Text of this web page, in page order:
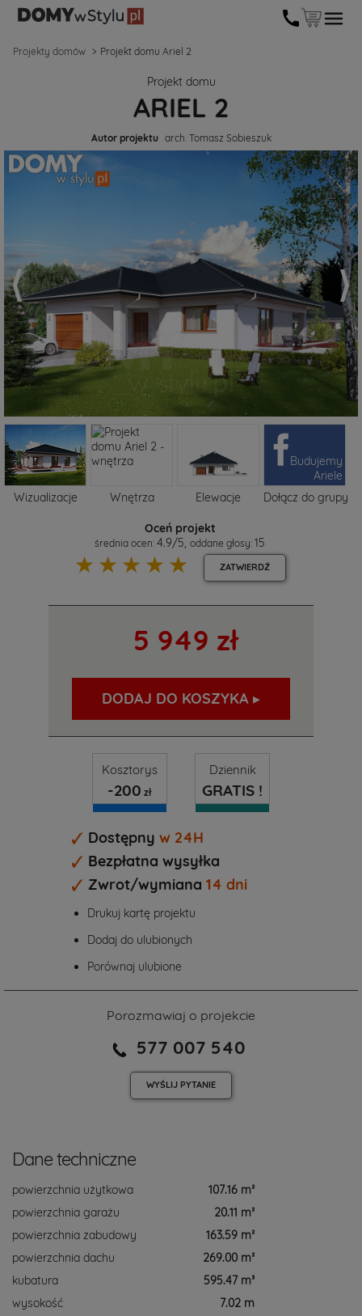
Projekty domów Projekt domu Ariel 2
Projekt domu
ARIEL 2
Autor projektu arch. Tomasz Sobieszuk
Wizualizacje Wnętrza Elewacje
Budujemy
Ariele
Dołącz do grupy
Oceń projekt
średnia ocen: 4.9/5 oddane głosy: 15
☆
☆
☆
☆
☆ ZATWIERDŹ
5 949 zł
DODAJ DO KOSZYKA ▸
Kosztorys
-200 zł
Dziennik
GRATIS !
Dostępny w 24H
Bezpłatna wysyłka
Zwrot/wymiana 14 dni
Drukuj kartę projektu
Dodaj do ulubionych
Porównaj ulubione
Porozmawiaj o projekcie
577 007 540
WYŚLIJ PYTANIE
Dane techniczne
powierzchnia użytkowa
107.16 m²
powierzchnia garażu
20.11 m²
powierzchnia zabudowy
163.59 m²
powierzchnia dachu
269.00 m²
kubatura
595.47 m³
wysokość
7.02 m